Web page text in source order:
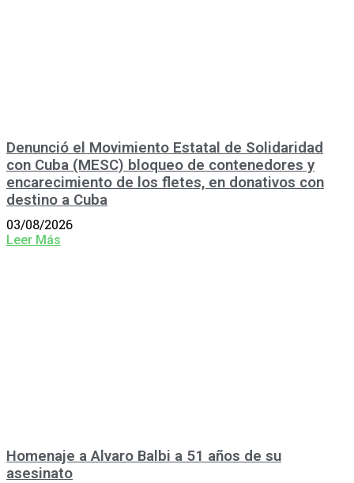
Denunció el Movimiento Estatal de Solidaridad
con Cuba (MESC) bloqueo de contenedores y
encarecimiento de los fletes, en donativos con
destino a Cuba
03/08/2026
Leer Más
Homenaje a Alvaro Balbi a 51 años de su
asesinato